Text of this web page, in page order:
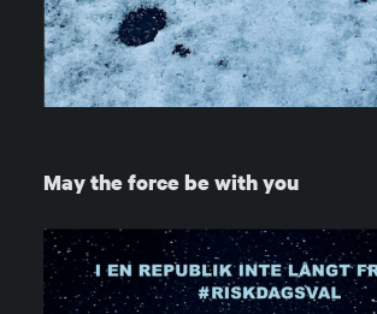
May the force be with you